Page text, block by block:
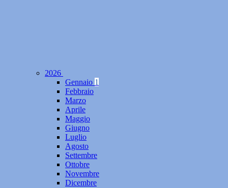
2026
Gennaio 1
Febbraio
Marzo
Aprile
Maggio
Giugno
Luglio
Agosto
Settembre
Ottobre
Novembre
Dicembre